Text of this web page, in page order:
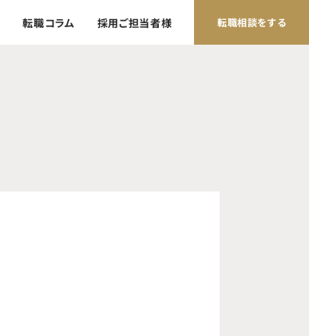
転職コラム 採用ご担当者様 転職相談をする